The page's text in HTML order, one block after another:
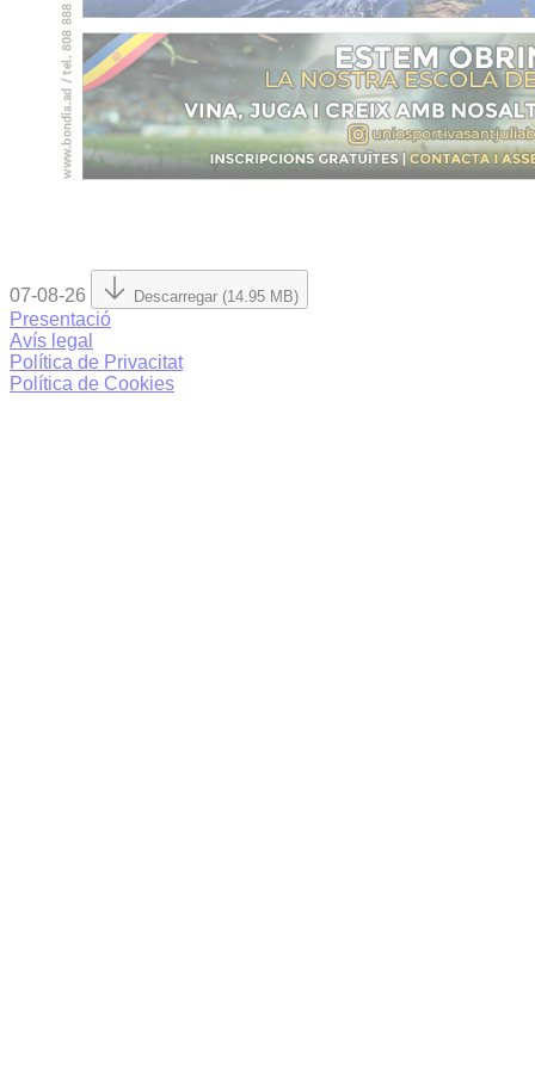
07-08-26 Descarregar (14.95 MB)
Presentació
Avís legal
Política de Privacitat
Política de Cookies